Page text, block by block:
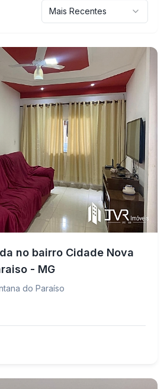
Mais Recentes
no bairro Cidade Nova
- MG
do Paraíso